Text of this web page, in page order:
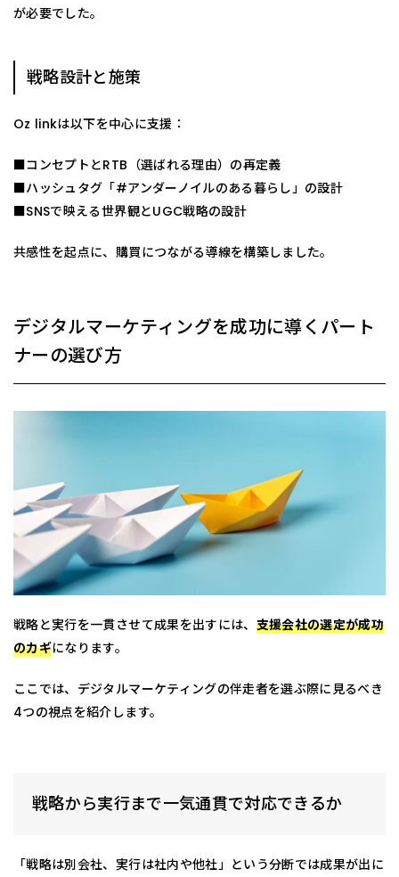
が必要でした。
戦略設計と施策
Oz linkは以下を中心に支援：
■コンセプトとRTB（選ばれる理由）の再定義
■ハッシュタグ「#アンダーノイルのある暮らし」の設計
■SNSで映える世界観とUGC戦略の設計
共感性を起点に、購買につながる導線を構築しました。
デジタルマーケティングを成功に導くパート
ナーの選び方
戦略と実行を一貫させて成果を出すには、 支援会社の選定が成功
のカギになります。
ここでは、デジタルマーケティングの伴走者を選ぶ際に見るべき
4つの視点を紹介します。
戦略から実行まで一気通貫で対応できるか
「戦略は別会社、実行は社内や他社」という分断では成果が出に